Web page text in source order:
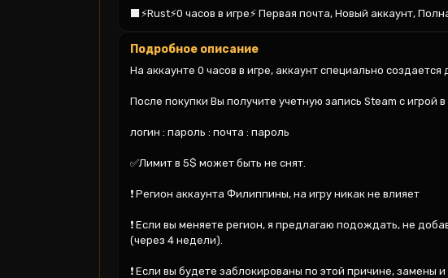
⬛️⚡️Rust⚡️0 часов в игре⚡️ Первая почта, Новый аккаунт,
Подробное описание
На аккаунте 0 часов в игре, аккаунт специально
После покупки Вы получите учетную запись Steam с игрой
логин : пароль : почта : пароль
✅Лимит в 5$ может быть не снят.
❗ Регион аккаунта Филиппины, на игру никак не влияет
❗ Если вы меняете регион, я предлагаю подождать, не
(через 4 недели).
❗ Если вы будете заблокированы по этой причине,